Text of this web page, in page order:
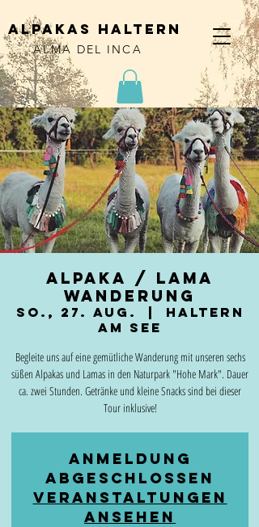
alpakas haltern
ALMA DEL INCA
Alpaka / Lama
Wanderung
So., 27. Aug.
  |
Haltern
am See
Begleite uns auf eine gemütliche Wanderung mit unseren sechs
süßen Alpakas und Lamas in den Naturpark "Hohe Mark". Dauer
ca. zwei Stunden. Getränke und kleine Snacks sind bei dieser
Tour inklusive!
Anmeldung
abgeschlossen
Veranstaltungen
ansehen